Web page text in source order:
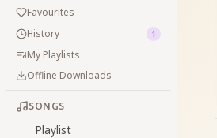
Favourites
History
1
My Playlists
Offline Downloads
SONGS
Playlist